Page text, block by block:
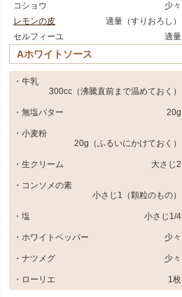
コショウ
少々
レモンの皮
適量（すりおろし）
セルフィーユ
適量
Aホワイトソース
・牛乳
300cc（沸騰直前まで温めておく）
・無塩バター 20g
・小麦粉
20g（ふるいにかけておく）
・生クリーム 大さじ2
・コンソメの素
小さじ1（顆粒のもの）
・塩 小さじ1/4
・ホワイトペッパー 少々
・ナツメグ 少々
・ローリエ 1枚